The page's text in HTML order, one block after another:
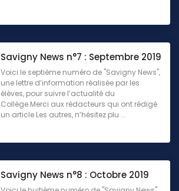
Savigny News n°7 : Septembre 2019
Voici le septième numéro de "Savigny News",
une lettre d’information réalisée par les
élèves, pour suivre l’actualité du
Collège.Merci aux rédacteurs qui ont rédigé
un article.Les autres, n’hésitez plu ...
Savigny News n°8 : Octobre 2019